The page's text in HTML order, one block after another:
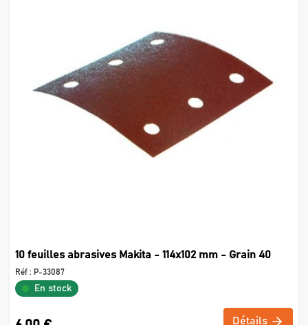
10 feuilles abrasives Makita - 114x102 mm - Grain 40
Réf : P-33087
En stock
Détails